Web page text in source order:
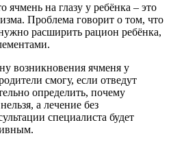
на глазу у ребёнка – это
Проблема говорит о том, что
расширить рацион ребёнка,
возникновения ячменя у
смогу, если отведут
определить, почему
а лечение без
специалиста будет